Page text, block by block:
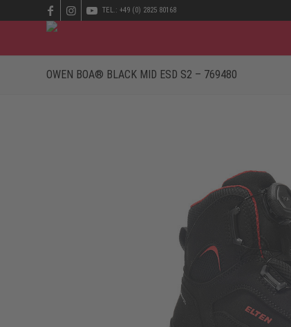
TEL.: +49 (0) 2825 80168
OWEN BOA® BLACK MID ESD S2 – 769480